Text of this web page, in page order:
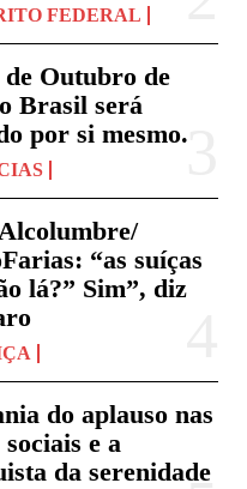
FEDERAL
Outubro de
Brasil será
por si mesmo.
“as suíças
lá?” Sim”, diz
do aplauso nas
sociais e a
da serenidade